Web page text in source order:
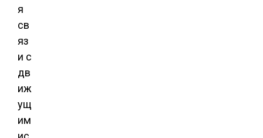
я
св
яз
и с
дв
иж
ущ
им